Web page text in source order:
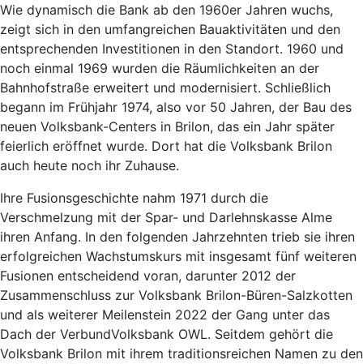
Wie dynamisch die Bank ab den 1960er Jahren wuchs,
zeigt sich in den umfangreichen Bauaktivitäten und den
entsprechenden Investitionen in den Standort. 1960 und
noch einmal 1969 wurden die Räumlichkeiten an der
Bahnhofstraße erweitert und modernisiert. Schließlich
begann im Frühjahr 1974, also vor 50 Jahren, der Bau des
neuen Volksbank-Centers in Brilon, das ein Jahr später
feierlich eröffnet wurde. Dort hat die Volksbank Brilon
auch heute noch ihr Zuhause.
Ihre Fusionsgeschichte nahm 1971 durch die
Verschmelzung mit der Spar- und Darlehnskasse Alme
ihren Anfang. In den folgenden Jahrzehnten trieb sie ihren
erfolgreichen Wachstumskurs mit insgesamt fünf weiteren
Fusionen entscheidend voran, darunter 2012 der
Zusammenschluss zur Volksbank Brilon-Büren-Salzkotten
und als weiterer Meilenstein 2022 der Gang unter das
Dach der VerbundVolksbank OWL. Seitdem gehört die
Volksbank Brilon mit ihrem traditionsreichen Namen zu den